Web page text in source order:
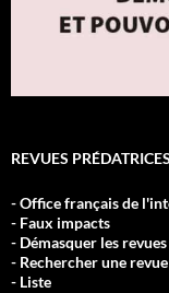
REVUES PRÉDATRICES
- Office français de
- Faux impacts
- Démasquer les revues
- Rechercher une revue
- Liste